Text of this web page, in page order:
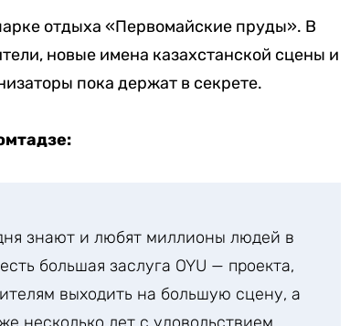
отдыха «Первомайские пруды». В
новые имена казахстанской сцены и
пока держат в секрете.
знают и любят миллионы людей в
большая заслуга OYU — проекта,
выходить на большую сцену, а